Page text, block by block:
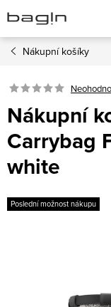
na
obsah
Nákupní košíky
Nákupní
Carrybag
white
Poslední možnost nákupu